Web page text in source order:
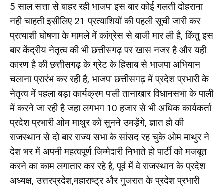
5 साल सत्ता से बाहर रही भाजपा इस बार कोई गलती दोहराना
नही चाहती इसीलिए 21 प्रत्याशियों की पहली सूची जारी कर
प्रत्याशी घोषणा के मामले में कांग्रेस से बाजी मार ली है, किंतु इस
बार केंद्रीय नेतृत्व की भी छत्तीसगढ़ पर खास नजर है और यही
कारण है की छत्तीसगढ़ के ग्रेट के हिसाब से भाजपा अभियान
चलाना प्रारंभ कर रही है, भाजपा छत्तीसगढ़ में प्रदेश प्रभारी के
नेतृत्व में पहला बड़ा कार्यक्रम पाली तानाखार विधानसभा के पाली
में करने जा रही है जहा लगभग 10 हजार से भी अधिक कार्यकर्ता
प्रदेश प्रभारी ओम माथुर को सुनने उमड़ेंगे, ज्ञात हो की
राजस्थान से दो बार राज्य सभा के सांसद रह चुके ओम माथुर ने
देश भर में अपनी महत्वपूर्ण जिम्मेदारी निभाते हो पार्टी को मजबूत
करने का काम लगातार कर रहे है, पूर्व में वे राजस्थान के प्रदेश
अध्यक्ष, उत्तरप्रदेश,महाराष्ट्र और गुजरात के प्रदेश प्रभारी